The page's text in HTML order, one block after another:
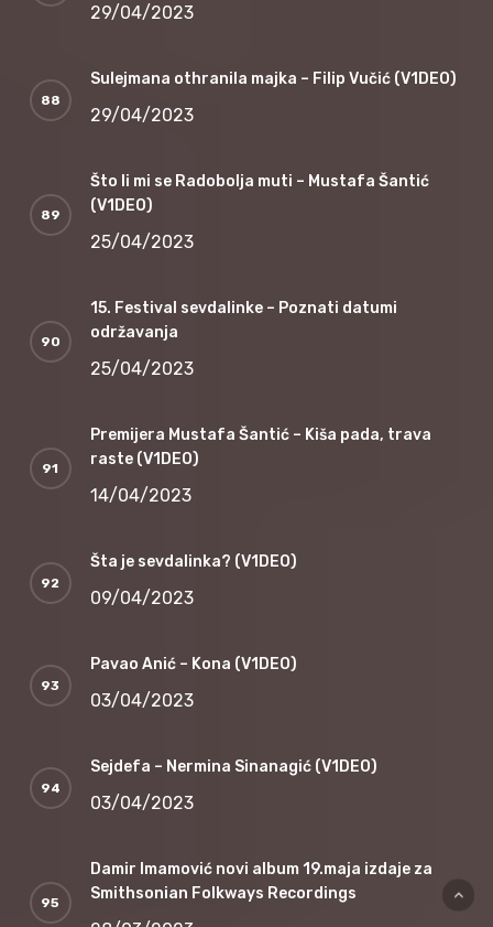
29/04/2023
Sulejmana othranila majka – Filip Vučić (V1DEO)
29/04/2023
Što li mi se Radobolja muti – Mustafa Šantić
(V1DEO)
25/04/2023
15. Festival sevdalinke – Poznati datumi
održavanja
25/04/2023
Premijera Mustafa Šantić – Kiša pada, trava
raste (V1DEO)
14/04/2023
Šta je sevdalinka? (V1DEO)
09/04/2023
Pavao Anić – Kona (V1DEO)
03/04/2023
Sejdefa – Nermina Sinanagić (V1DEO)
03/04/2023
Damir Imamović novi album 19.maja izdaje za
Smithsonian Folkways Recordings